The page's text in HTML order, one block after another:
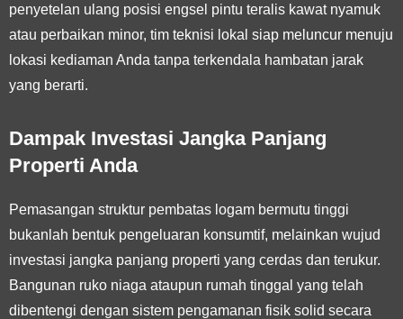
penyetelan ulang posisi engsel pintu teralis kawat nyamuk
atau perbaikan minor, tim teknisi lokal siap meluncur menuju
lokasi kediaman Anda tanpa terkendala hambatan jarak
yang berarti.
Dampak Investasi Jangka Panjang
Properti Anda
Pemasangan struktur pembatas logam bermutu tinggi
bukanlah bentuk pengeluaran konsumtif, melainkan wujud
investasi jangka panjang properti yang cerdas dan terukur.
Bangunan ruko niaga ataupun rumah tinggal yang telah
dibentengi dengan sistem pengamanan fisik solid secara